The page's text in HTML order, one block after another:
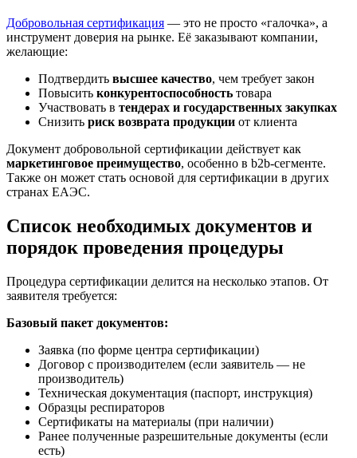
Добровольная сертификация — это не просто «галочка», а
инструмент доверия на рынке. Её заказывают компании,
желающие:
Подтвердить высшее качество, чем требует закон
Повысить конкурентоспособность товара
Участвовать в тендерах и государственных закупках
Снизить риск возврата продукции от клиента
Документ добровольной сертификации действует как
маркетинговое преимущество, особенно в b2b-сегменте.
Также он может стать основой для сертификации в других
странах ЕАЭС.
Список необходимых документов и
порядок проведения процедуры
Процедура сертификации делится на несколько этапов. От
заявителя требуется:
Базовый пакет документов:
Заявка (по форме центра сертификации)
Договор с производителем (если заявитель — не
производитель)
Техническая документация (паспорт, инструкция)
Образцы респираторов
Сертификаты на материалы (при наличии)
Ранее полученные разрешительные документы (если
есть)